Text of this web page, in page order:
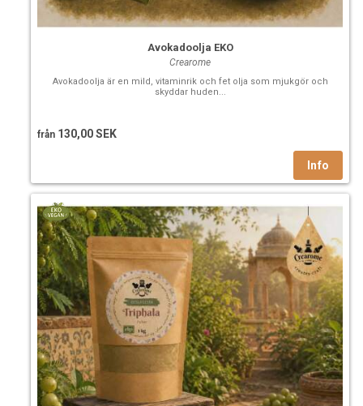
Avokadoolja EKO
Crearome
Avokadoolja är en mild, vitaminrik och fet olja som mjukgör och
skyddar huden...
från 130,00 SEK